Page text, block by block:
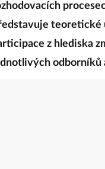
z hlediska
odborníků